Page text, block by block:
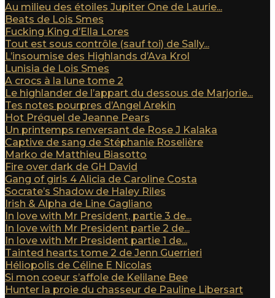
Au milieu des étoiles Jupiter One de Laurie...
Beats de Lois Smes
Fucking King d’Ella Lores
Tout est sous contrôle (sauf toi) de Sally...
L’insoumise des Highlands d’Ava Krol
Lunisia de Lois Smes
A crocs à la lune tome 2
Le highlander de l’appart du dessous de Marjorie...
Tes notes pourpres d’Angel Arekin
Hot Préquel de Jeanne Pears
Un printemps renversant de Rose J Kalaka
Captive de sang de Stéphanie Roselière
Marko de Matthieu Biasotto
Fire over dark de GH David
Gang of girls 4 Alicia de Caroline Costa
Socrate’s Shadow de Haley Riles
Irish & Alpha de Line Gagliano
In love with Mr President, partie 3 de...
In love with Mr President partie 2 de...
In love with Mr President partie 1 de...
Tainted hearts tome 2 de Jenn Guerrieri
Héliopolis de Céline E Nicolas
Si mon coeur s’affole de Kelilane Bee
Hunter la proie du chasseur de Pauline Libersart